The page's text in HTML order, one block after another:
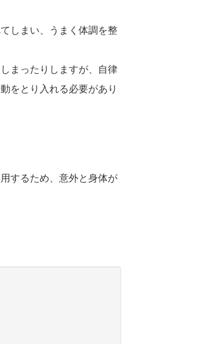
しまい、うまく体調を整
まったりしますが、自律
をとり入れる必要があり
するため、意外と身体が